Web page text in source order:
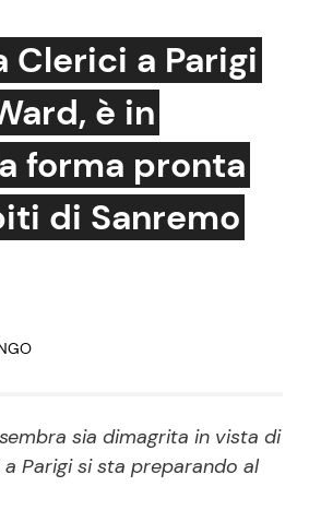
Gossip e TV
Bellezze VIP
Coppie VIP
Soap Opera
Clerici a Parigi
è in
forma pronta
di Sanremo
sia dimagrita in vista di
Parigi si sta preparando al